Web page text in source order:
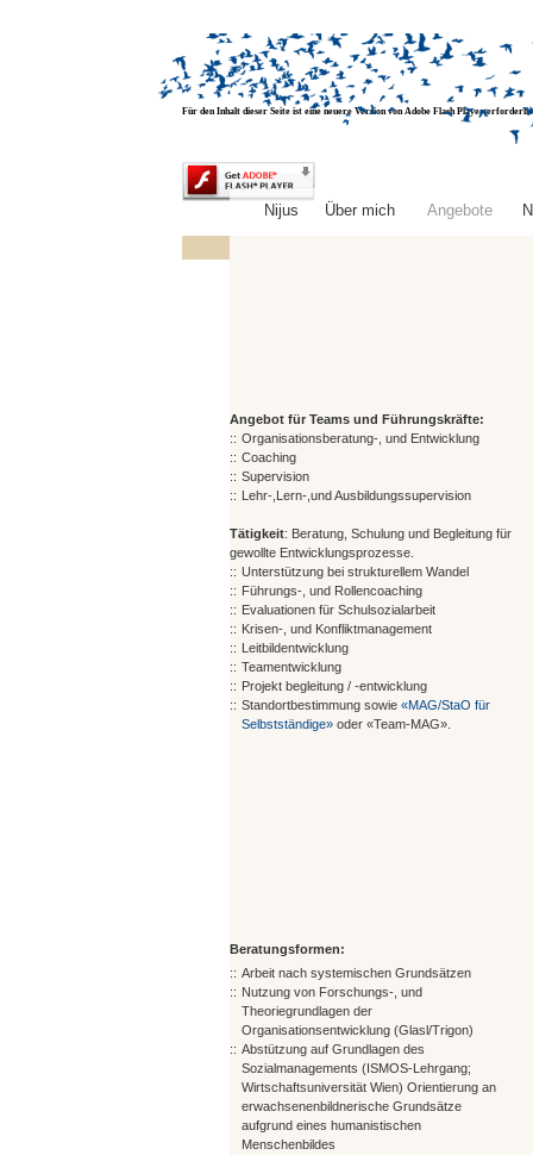
Für den Inhalt dieser Seite ist eine neuere Version von Adobe Flash Player
Nijus Über mich Angebote
Angebot für Teams und Führungskräfte:
:: Organisationsberatung-, und Entwicklung
:: Coaching
:: Supervision
:: Lehr-,Lern-,und Ausbildungssupervision
Tätigkeit: Beratung, Schulung und Begleitung für
gewollte Entwicklungsprozesse.
:: Unterstützung bei strukturellem Wandel
:: Führungs-, und Rollencoaching
:: Evaluationen für Schulsozialarbeit
:: Krisen-, und Konfliktmanagement
:: Leitbildentwicklung
:: Teamentwicklung
:: Projekt begleitung / -entwicklung
:: Standortbestimmung sowie «MAG/StaO für
Selbstständige» oder «Team-MAG».
Beratungsformen:
:: Arbeit nach systemischen Grundsätzen
:: Nutzung von Forschungs-, und
Theoriegrundlagen der
Organisationsentwicklung (Glasl/Trigon)
:: Abstützung auf Grundlagen des
Sozialmanagements (ISMOS-Lehrgang;
Wirtschaftsuniversität Wien) Orientierung an
erwachsenenbildnerische Grundsätze
aufgrund eines humanistischen
Menschenbildes